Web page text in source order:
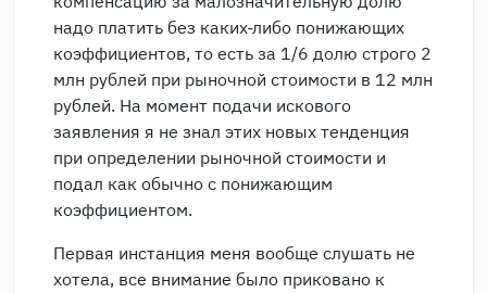
надо платить без каких-либо понижающих
коэффициентов, то есть за 1/6 долю строго 2
млн рублей при рыночной стоимости в 12 млн
рублей. На момент подачи искового
заявления я не знал этих новых тенденция
при определении рыночной стоимости и
подал как обычно с понижающим
коэффициентом.
Первая инстанция меня вообще слушать не
хотела, все внимание было приковано к